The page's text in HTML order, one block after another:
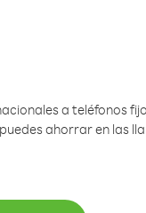
a teléfonos
ahorrar en las